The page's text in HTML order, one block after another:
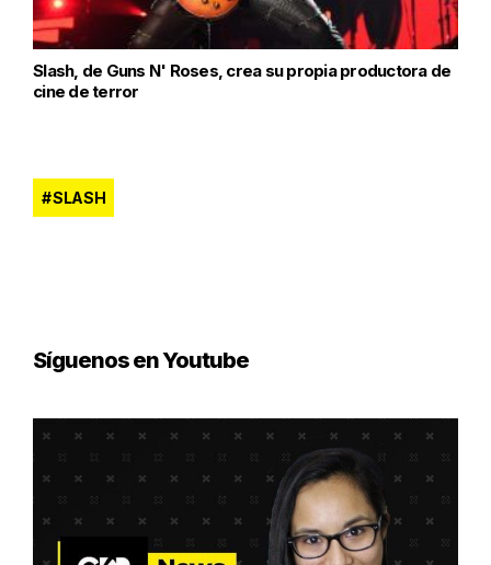
Slash, de Guns N' Roses, crea su propia productora de
cine de terror
SLASH
Síguenos en Youtube